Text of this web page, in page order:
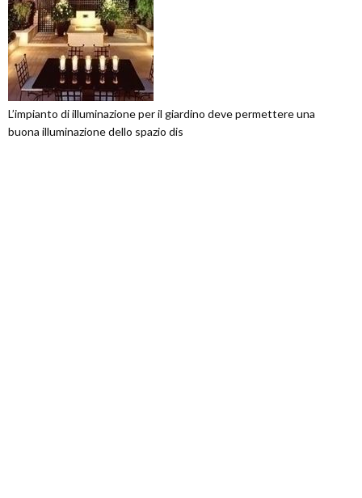
L’impianto di illuminazione per il giardino deve permettere una
buona illuminazione dello spazio dis